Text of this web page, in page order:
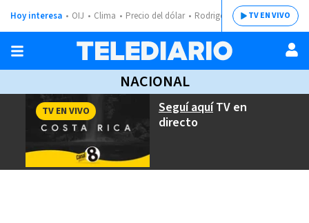
Hoy interesa OIJ Clima Precio del dólar Rodrigo ChavesTV EN VIVO
NACIONAL
Seguí aquíTV en
directo
TV EN VIVO